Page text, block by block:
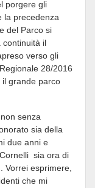
porgere gli
la precedenza
del Parco si
continuità il
verso gli
28/2016
il grande parco
senza
sia della
due anni e
sia ora di
Vorrei esprimere,
che mi